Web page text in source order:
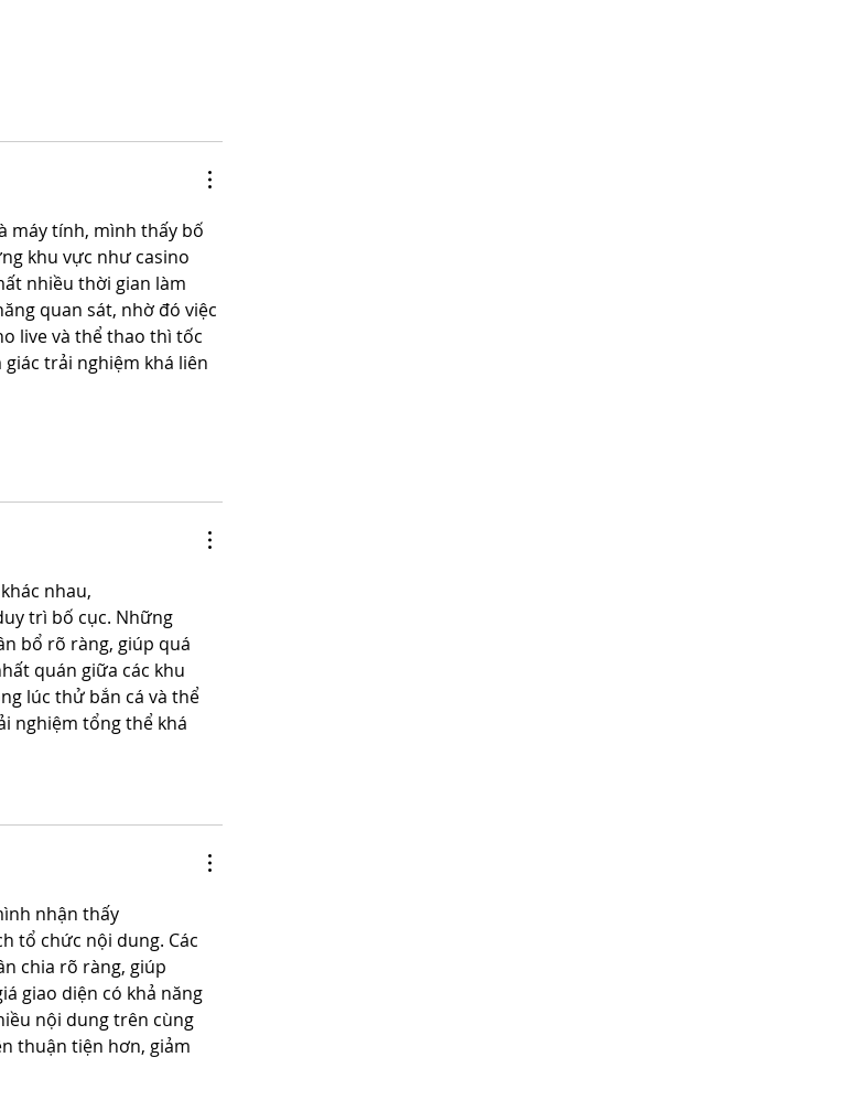
máy tính, mình thấy bố
khu vực như casino
nhiều thời gian làm
quan sát, nhờ đó việc
live và thể thao thì tốc
trải nghiệm khá liên
nhau,
trì bố cục. Những
bổ rõ ràng, giúp quá
quán giữa các khu
lúc thử bắn cá và thể
nghiệm tổng thể khá
nhận thấy
tổ chức nội dung. Các
chia rõ ràng, giúp
giao diện có khả năng
nội dung trên cùng
thuận tiện hơn, giảm